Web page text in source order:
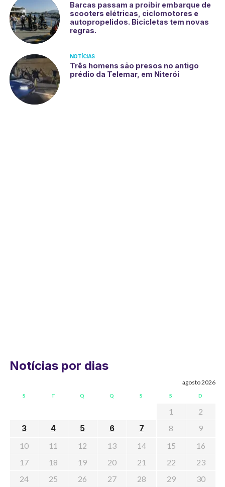
Barcas passam a proibir embarque de
scooters elétricas, ciclomotores e
autopropelidos. Bicicletas tem novas
regras.
NOTÍCIAS
Três homens são presos no antigo
prédio da Telemar, em Niterói
Notícias por dias
agosto 2026
S T Q Q S S D
1
2
3
4 5 6 7 8
9
10
11 12 13 14 15
16
17
18 19 20 21 22
23
24
25 26 27 28 29
30